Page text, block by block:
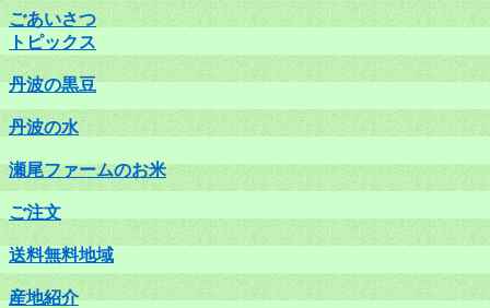
ごあいさつ
トピックス
丹波の黒豆
丹波の水
瀬尾ファームのお米
ご注文
送料無料地域
産地紹介